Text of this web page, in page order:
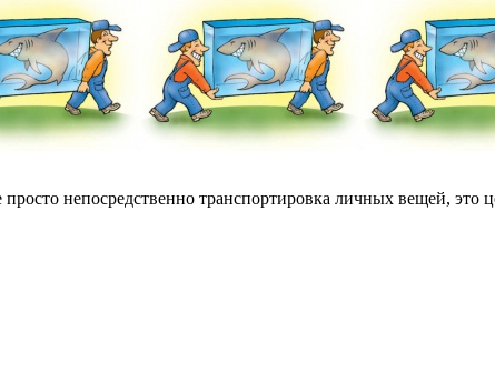
непосредственно транспортировка личных вещей, это